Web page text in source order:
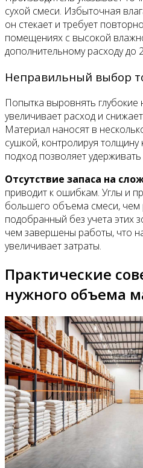
сухой смеси. Избыточная
он стекает и требует
помещениях с высокой
дополнительному расходу до
Неправильный выбор
Попытка выровнять
увеличивает расход и
Материал наносят в
сушкой, контролируя толщину
подход позволяет
Отсутствие запаса на
приводит к ошибкам. Углы и
большего объема смеси, чем
подобранный без учета этих
чем завершены работы, что
увеличивает затраты.
Практические
нужного объема